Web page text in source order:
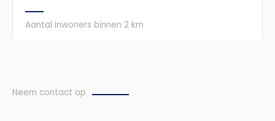
Aantal inwoners binnen 2 km
Neem contact op